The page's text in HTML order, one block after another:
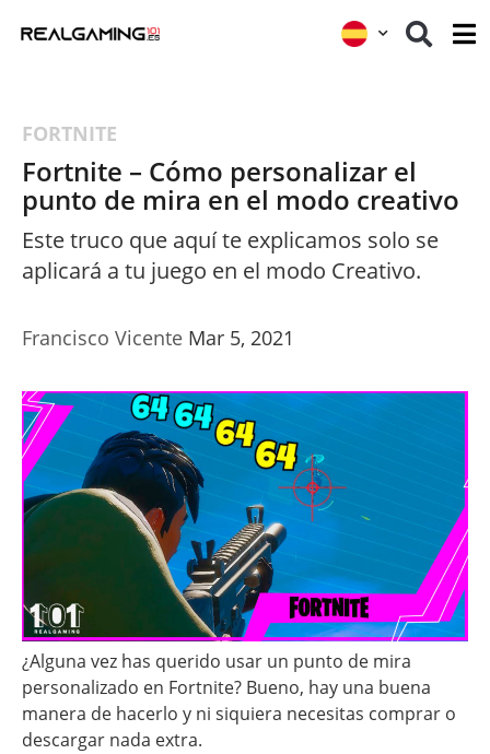
FORTNITE
Fortnite – Cómo personalizar el
punto de mira en el modo creativo
Este truco que aquí te explicamos solo se
aplicará a tu juego en el modo Creativo.
Francisco Vicente Mar 5, 2021
¿Alguna vez has querido usar un punto de mira
personalizado en Fortnite? Bueno, hay una buena
manera de hacerlo y ni siquiera necesitas comprar o
descargar nada extra.